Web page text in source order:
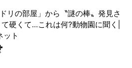
ドリの部屋」から〝謎の棒〟発見さ
硬くて...これは何?動物園に聞く|
ット